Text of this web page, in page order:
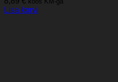
Lisa korvi